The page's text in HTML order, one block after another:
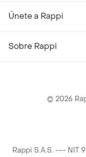
Únete a Rappi
Sobre Rappi
© 2026
Rappi S.A.S. --- NIT